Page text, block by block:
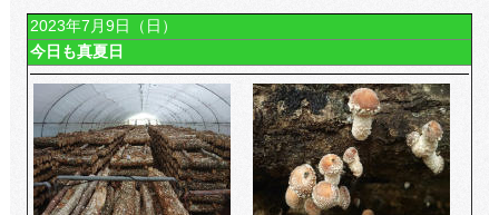
2023年7月9日（日）
今日も真夏日